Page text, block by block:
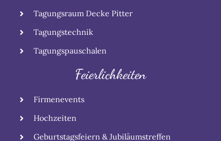
Tagungsraum Decke Pitter
Tagungstechnik
Tagungspauschalen
Feierlichkeiten
Firmenevents
Hochzeiten
Geburtstagsfeiern & Jubiläumstreffen